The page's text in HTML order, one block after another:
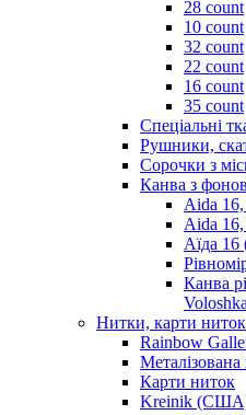
28 count
10 count
32 count
22 count
16 count
35 count
Спеціальні
Рушники,
Сорочки з
Канва з
Aida
Aida
Аїда 16
Канва
Нитки, карти ниток
Rainbow
Металізована
Карти ниток
Kreinik